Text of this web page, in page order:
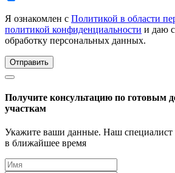
Я ознакомлен с Политикой в области
политикой конфиденциальности и даю
обработку персональных данных.
Отправить
Получите консультацию по готовым
участкам
Укажите ваши данные. Наш специалист
в ближайшее время